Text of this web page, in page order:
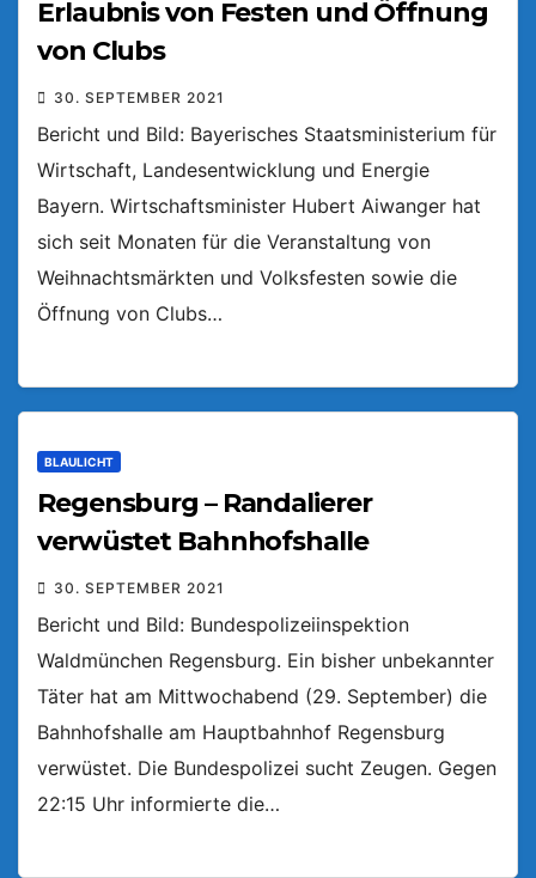
Erlaubnis von Festen und Öffnung
von Clubs
30. SEPTEMBER 2021
Bericht und Bild: Bayerisches Staatsministerium für
Wirtschaft, Landesentwicklung und Energie
Bayern. Wirtschaftsminister Hubert Aiwanger hat
sich seit Monaten für die Veranstaltung von
Weihnachtsmärkten und Volksfesten sowie die
Öffnung von Clubs…
BLAULICHT
Regensburg – Randalierer
verwüstet Bahnhofshalle
30. SEPTEMBER 2021
Bericht und Bild: Bundespolizeiinspektion
Waldmünchen Regensburg. Ein bisher unbekannter
Täter hat am Mittwochabend (29. September) die
Bahnhofshalle am Hauptbahnhof Regensburg
verwüstet. Die Bundespolizei sucht Zeugen. Gegen
22:15 Uhr informierte die…